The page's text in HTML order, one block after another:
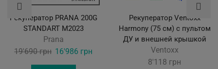
Рекуператор PRANA 200G
STANDART M2023
Prana
19'690грн Original
price
16'986 грн
Рекуператор Ventoxx
Harmony (75 см) с пультом
ДУ и внешней крышкой
Ventoxx
8'118 грн